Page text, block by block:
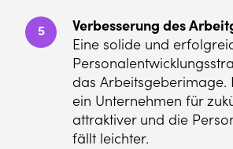
5 Verbesserung des
Eine solide und
das Arbeitsgeberimage.
ein Unternehmen für
attraktiver und die
fällt leichter.